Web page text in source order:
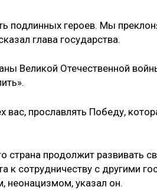
подлинных героев. Мы
глава государства.
Великой Отечественной
вас, прославлять Победу,
страна продолжит развивать
к сотрудничеству с другими
неонацизмом, указал он.